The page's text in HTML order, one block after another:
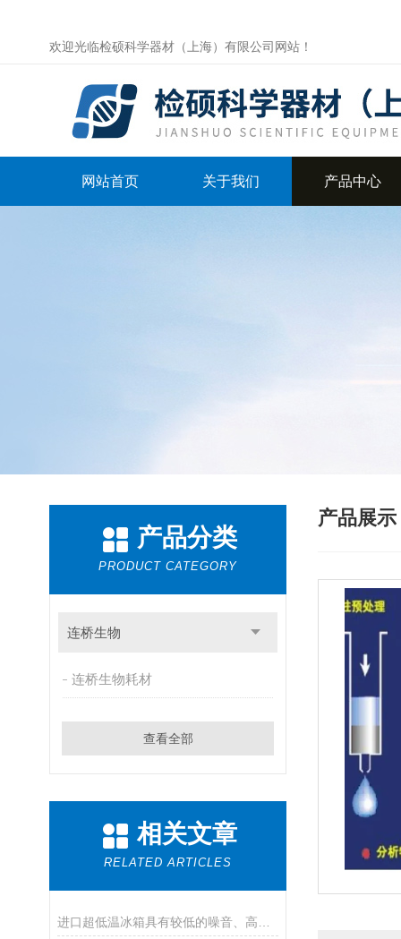
欢迎光临检硕科学器材（上海）有限公司网站！
网站首页 关于我们 产品中心
产品分类
PRODUCT CATEGORY
连桥生物
连桥生物耗材
查看全部
相关文章
RELATED ARTICLES
产品展示